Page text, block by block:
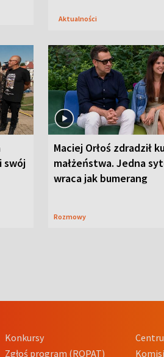
Aktualności
swój
Maciej Orłoś zdradził
małżeństwa. Jedna
wraca jak bumerang
Rozmowy
Konkursy
Zgłoś program (ROPAT)